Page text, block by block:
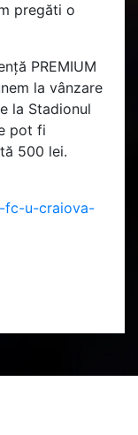
pregăti o
PREMIUM
la vânzare
la Stadionul
pot fi
500 lei.
fc-u-craiova-